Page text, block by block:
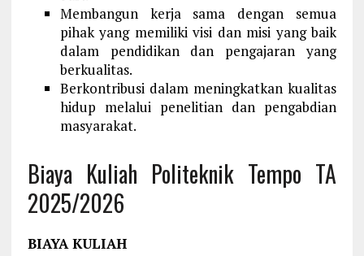
Membangun kerja sama dengan semua
pihak yang memiliki visi dan misi yang baik
dalam pendidikan dan pengajaran yang
berkualitas.
Berkontribusi dalam meningkatkan kualitas
hidup melalui penelitian dan pengabdian
masyarakat.
Biaya Kuliah Politeknik Tempo TA
2025/2026
BIAYA KULIAH